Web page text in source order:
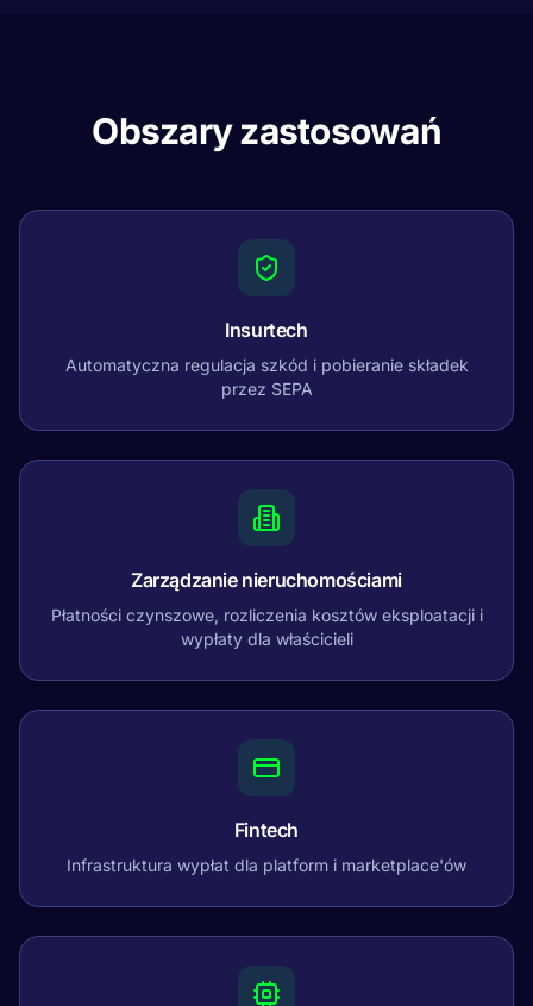
Obszary zastosowań
Insurtech
Automatyczna regulacja szkód i pobieranie składek
przez SEPA
Zarządzanie nieruchomościami
Płatności czynszowe, rozliczenia kosztów eksploatacji i
wypłaty dla właścicieli
Fintech
Infrastruktura wypłat dla platform i marketplace'ów